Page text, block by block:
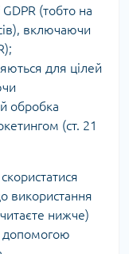
GDPR (тобто на
включаючи
для цілей
обробка
(ст. 21
використання
нижче)
допомогою